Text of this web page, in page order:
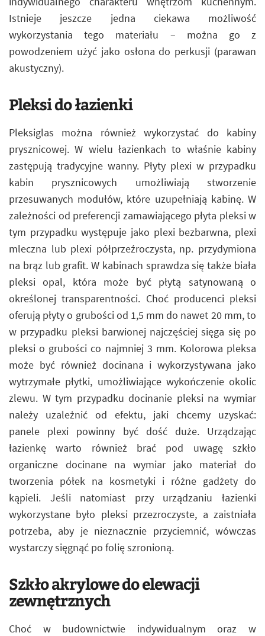
Istnieje jeszcze jedna ciekawa możliwość
wykorzystania tego materiału – można go z
powodzeniem użyć jako osłona do perkusji (parawan
akustyczny).
Pleksi do łazienki
Pleksiglas można również wykorzystać do kabiny
prysznicowej. W wielu łazienkach to właśnie kabiny
zastępują tradycyjne wanny. Płyty plexi w przypadku
kabin prysznicowych umożliwiają stworzenie
przesuwanych modułów, które uzupełniają kabinę. W
zależności od preferencji zamawiającego płyta pleksi w
tym przypadku występuje jako plexi bezbarwna, plexi
mleczna lub plexi półprzeźroczysta, np. przydymiona
na brąz lub grafit. W kabinach sprawdza się także biała
pleksi opal, która może być płytą satynowaną o
określonej transparentności. Choć producenci pleksi
oferują płyty o grubości od 1,5 mm do nawet 20 mm, to
w przypadku pleksi barwionej najczęściej sięga się po
pleksi o grubości co najmniej 3 mm. Kolorowa pleksa
może być również docinana i wykorzystywana jako
wytrzymałe płytki, umożliwiające wykończenie okolic
zlewu. W tym przypadku docinanie pleksi na wymiar
należy uzależnić od efektu, jaki chcemy uzyskać:
panele plexi powinny być dość duże. Urządzając
łazienkę warto również brać pod uwagę szkło
organiczne docinane na wymiar jako materiał do
tworzenia półek na kosmetyki i różne gadżety do
kąpieli. Jeśli natomiast przy urządzaniu łazienki
wykorzystane było pleksi przezroczyste, a zaistniała
potrzeba, aby je nieznacznie przyciemnić, wówczas
wystarczy sięgnąć po folię szronioną.
Szkło akrylowe do elewacji
zewnętrznych
Choć w budownictwie indywidualnym oraz w